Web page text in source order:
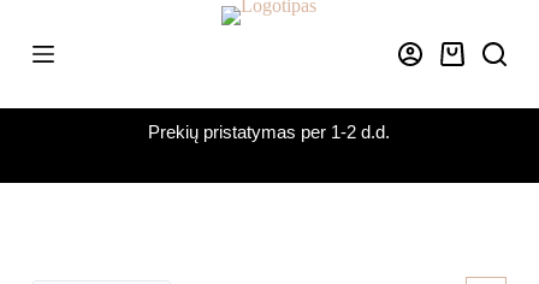
content
Krepšelis
Prekių pristatymas per 1-2 d.d.